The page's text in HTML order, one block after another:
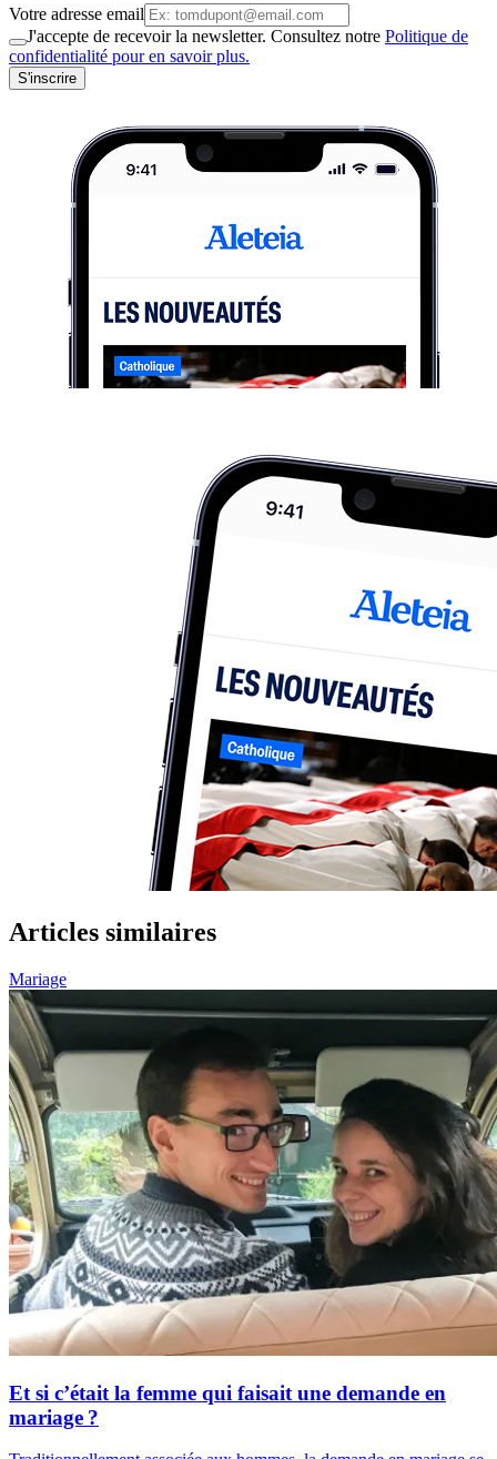
Votre adresse email
J'accepte de recevoir la newsletter. Consultez notre Politique de
confidentialité pour en savoir plus.
S'inscrire
Articles similaires
Mariage
Et si c’était la femme qui faisait une demande en
mariage ?